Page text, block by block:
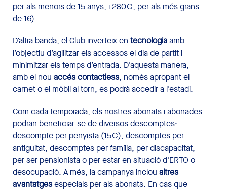
per als menors de 15 anys, i 280€, per als més grans
de 16).
D’altra banda, el Club inverteix en tecnologiaamb
l’objectiu d’agilitzar els accessos el dia de partit i
minimitzar els temps d’entrada. D'aquesta manera,
amb el nou accés contactless, només apropant el
carnet o el mòbil al torn, es podrà accedir a l'estadi.
Com cada temporada, els nostres abonats i abonades
podran beneficiar-se de diversos descomptes:
descompte per penyista (15€), descomptes per
antiguitat, descomptes per família, per discapacitat,
per ser pensionista o per estar en situació d'ERTO o
desocupació. A més, la campanya inclou altres
avantatgesespecials per als abonats. En cas que